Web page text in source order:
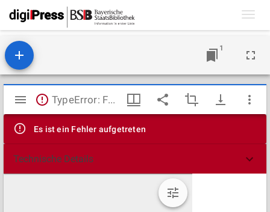
1
Mirador
Viewer
TypeError: Failed to fetch
Es ist ein Fehler aufgetreten
Technische Details